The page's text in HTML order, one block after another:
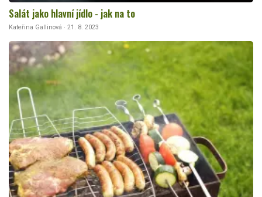
Salát jako hlavní jídlo - jak na to
Kateřina Gallinová · 21. 8. 2023